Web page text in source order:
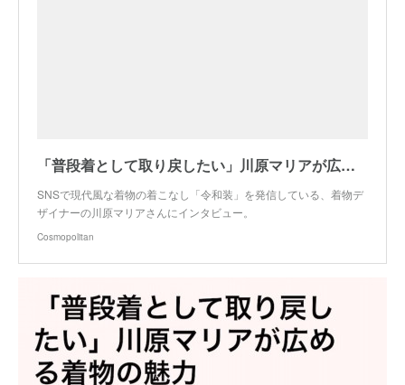
「普段着として取り戻したい」川原マリアが広める着物の魅力
SNSで現代風な着物の着こなし「令和装」を発信している、着物デ
ザイナーの川原マリアさんにインタビュー。
Cosmopolitan